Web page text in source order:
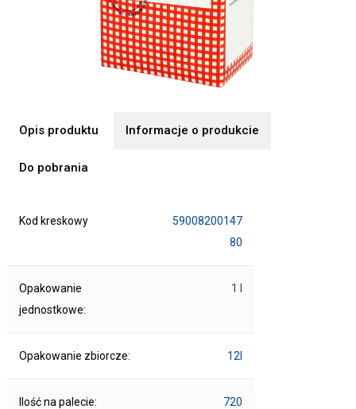
Opis produktu Informacje o produkcie
Do pobrania
Kod kreskowy
59008200147
80
Opakowanie
jednostkowe:
1 l
Opakowanie zbiorcze: 12l
Ilość na palecie: 720